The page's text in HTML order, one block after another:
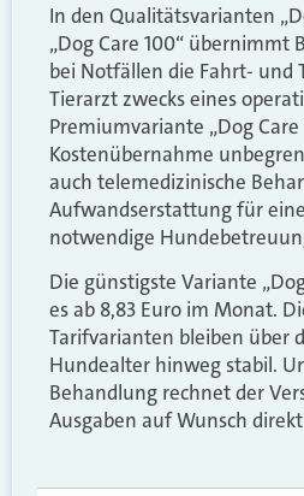
In den Qualitätsvarianten
„Dog Care 100“ übernimmt
bei Notfällen die Fahrt- und
Tierarzt zwecks eines
Premiumvariante „Dog Care
Kostenübernahme
auch telemedizinische
Aufwandserstattung für
notwendige
Die günstigste Variante
es ab 8,83 Euro im Monat.
Tarifvarianten bleiben über
Hundealter hinweg stabil.
Behandlung rechnet der
Ausgaben auf Wunsch